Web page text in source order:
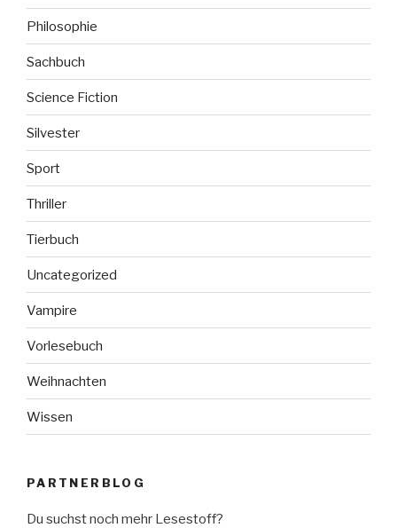
Philosophie
Sachbuch
Science Fiction
Silvester
Sport
Thriller
Tierbuch
Uncategorized
Vampire
Vorlesebuch
Weihnachten
Wissen
PARTNERBLOG
Du suchst noch mehr Lesestoff?